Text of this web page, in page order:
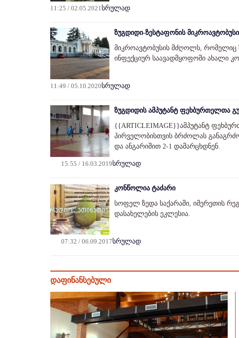
11:25 / 02.05.2021სრულად
ზუგდიდი-ზესტაფონის
მიკროავტობუსის მძღოლს, რომელიც
ინფექციურ საავადმყოფოში ახალი
11:49 / 05.10.2020სრულად
ზუგდიდის ამპუტანტ ფეხბურთელთა
{{ARTICLEIMAGE}}ამპუტანტ
პირველობისთვის ბრძოლას
და ანგარიშით 2-1 დამარცხდნენ.
15:55 / 16.03.2019სრულად
კონწოლია ტაძარი
სოფელ ზედა საქარაში, იმერეთის
დასახელების ეკლესია.
07:32 / 06.09.2017სრულად
დაფინანსებული